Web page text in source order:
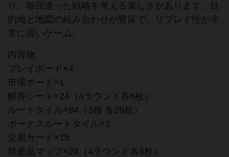
り、毎回違った戦略を考える楽しさがあります。目
的地と地図の組み合わせが豊富で、リプレイ性が非
常に高いゲーム。
内容物
プレイボード×4
市場ボード×1
解答シート×24（4ラウンド各6枚）
ルートタイル×84（3種 各28枚）
ボーナスルートタイル×3
交易カード×15
特産品マップ×24（4ラウンド各6枚）